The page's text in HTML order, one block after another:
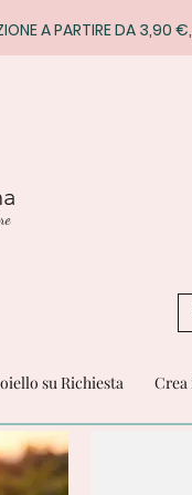
A PARTIRE DA 3,90
su Richiesta Crea